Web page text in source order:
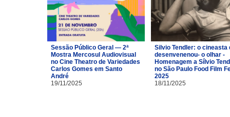
Sessão Público Geral — 2ª
Mostra Mercosul Audiovisual
no Cine Theatro de Variedades
Carlos Gomes em Santo
André
19/11/2025
Silvio Tendler: o cineasta
desenvenenou- o olhar -
Homenagem a Sílvio
no São Paulo Food Film
2025
18/11/2025